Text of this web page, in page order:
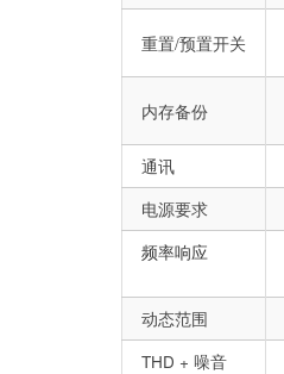
重置/预置开关
内存备份
通讯
电源要求
频率响应
动态范围
THD + 噪音